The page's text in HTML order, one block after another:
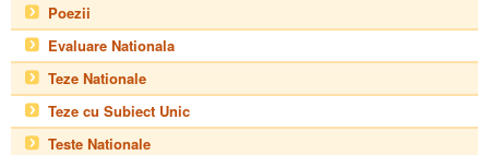
Poezii
Evaluare Nationala
Teze Nationale
Teze cu Subiect Unic
Teste Nationale